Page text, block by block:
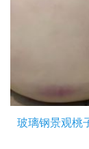
玻璃钢景观桃